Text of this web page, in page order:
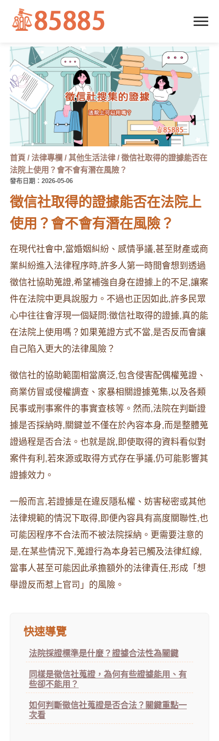
首頁 /法律專欄 / 其他生活法律 /徵信社取得的證據能否在
法院上使用？會不會有潛在風險？
發布日期：2026-05-06
徵信社取得的證據能否在法院上
使用？會不會有潛在風險？
在現代社會中,當婚姻糾紛、感情爭議,甚至財產或商
業糾紛進入法律程序時,許多人第一時間會想到透過
徵信社協助蒐證,希望補強自身在證據上的不足,讓案
件在法院中更具說服力。不過也正因如此,許多民眾
心中往往會浮現一個疑問:徵信社取得的證據,真的能
在法院上使用嗎？如果蒐證方式不當,是否反而會讓
自己陷入更大的法律風險？
徵信社的協助範圍相當廣泛,包含侵害配偶權蒐證、
商業仿冒或侵權調查、家暴相關證據蒐集,以及各類
民事或刑事案件的事實查核等。然而,法院在判斷證
據是否採納時,關鍵並不僅在於內容本身,而是整體蒐
證過程是否合法。也就是說,即使取得的資料看似對
案件有利,若來源或取得方式存在爭議,仍可能影響其
證據效力。
一般而言,若證據是在違反隱私權、妨害秘密或其他
法律規範的情況下取得,即便內容具有高度關聯性,也
可能因程序不合法而不被法院採納。更需要注意的
是,在某些情況下,蒐證行為本身若已觸及法律紅線,
當事人甚至可能因此承擔額外的法律責任,形成「想
舉證反而惹上官司」的風險。
快速導覽
法院採證標準是什麼？證據合法性為關鍵
同樣是徵信社蒐證，為何有些證據能用、有
些卻不能用？
如何判斷徵信社蒐證是否合法？關鍵重點一
次看